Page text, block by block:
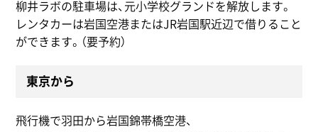
柳井ラボの駐車場は、元小学校グランドを解放します。
レンタカーは岩国空港またはJR岩国駅近辺で借りること
ができます。（要予約）
東京から
飛行機で羽田から岩国錦帯橋空港、